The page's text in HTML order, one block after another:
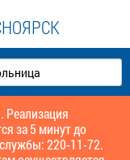
Реализация
за 5 минут до
220-11-72.